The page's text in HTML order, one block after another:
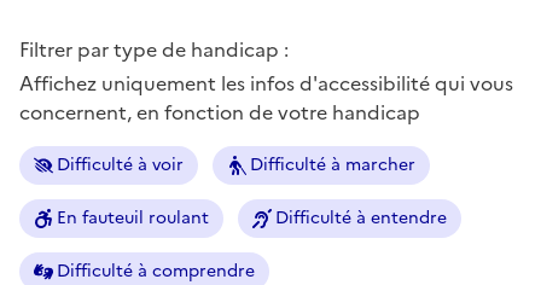
Filtrer par type de handicap :
Affichez uniquement les infos d'accessibilité qui vous
concernent, en fonction de votre handicap
Difficulté à voir Difficulté à marcher
En fauteuil roulant Difficulté à entendre
Difficulté à comprendre